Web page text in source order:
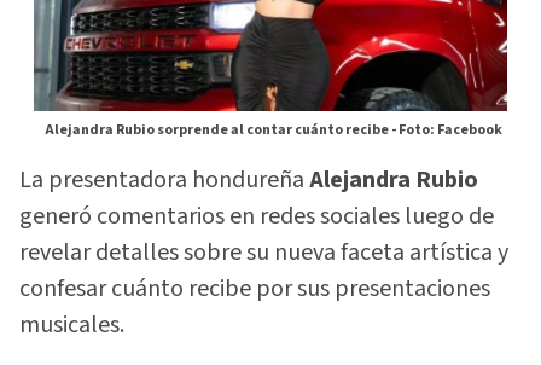
Alejandra Rubio sorprende al contar cuánto recibe -Foto: Facebook
La presentadora hondureñaAlejandra Rubio
generó comentarios en redes sociales luego de
revelar detalles sobre su nueva faceta artística y
confesar cuánto recibe por sus presentaciones
musicales.